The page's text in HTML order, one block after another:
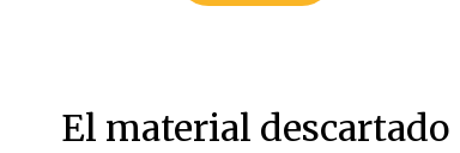
El material descartado